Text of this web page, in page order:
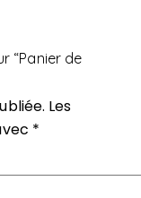
“Panier de
Les
*